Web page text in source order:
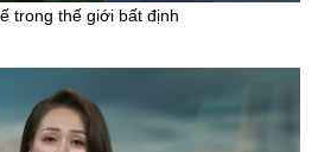
trong thế giới bất định